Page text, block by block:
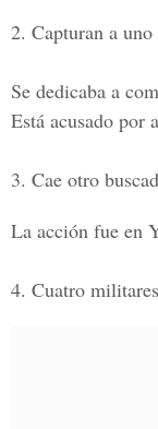
2. Capturan a
Se dedicaba a
Está acusado por
3. Cae otro
La acción fue en
4. Cuatro